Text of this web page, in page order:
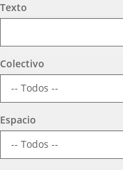
Búsqueda
Texto
Colectivo
Espacio